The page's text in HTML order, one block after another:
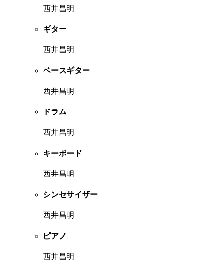
西井昌明
ギター
西井昌明
ベースギター
西井昌明
ドラム
西井昌明
キーボード
西井昌明
シンセサイザー
西井昌明
ピアノ
西井昌明